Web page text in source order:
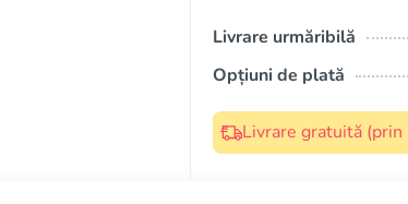
Livrare urmăribilă
Opțiuni de plată
Livrare gratuită